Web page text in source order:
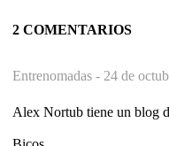
2 COMENTARIOS
Entrenomadas - 24 de
Alex Nortub tiene un blog